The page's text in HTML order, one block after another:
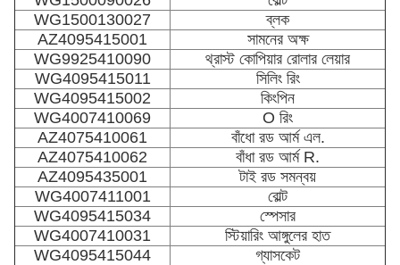
WG1500130027
ব্লক
AZ4095415001
সামনের অক্ষ
WG9925410090
থ্রাস্ট কোপিয়ার রোলার লেয়ার
WG4095415011
সিলিং রিং
WG4095415002
কিংপিন
WG4007410069
O রিং
AZ4075410061
বাঁধো রড আর্ম এল.
AZ4075410062
বাঁধা রড আর্ম R.
AZ4095435001
টাই রড সমন্বয়
WG4007411001
বোল্ট
WG4095415034
স্পেসার
WG4007410031
স্টিয়ারিং আঙ্গুলের হাত
WG4095415044
গ্যাসকেট